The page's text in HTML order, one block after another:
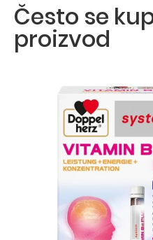
Često se
proizvod